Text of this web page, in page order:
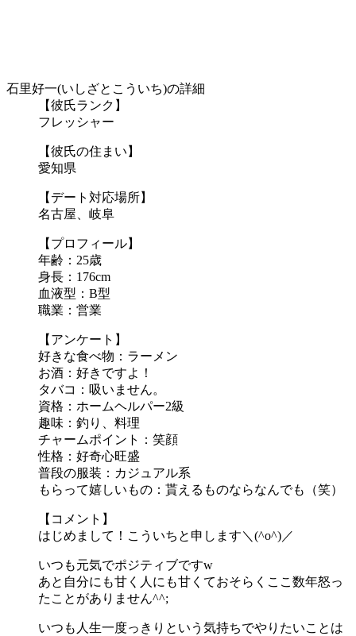
石里好一(いしざとこういち)の詳細
【彼氏ランク】
フレッシャー
【彼氏の住まい】
愛知県
【デート対応場所】
名古屋、岐阜
【プロフィール】
年齢：25歳
身長：176cm
血液型：B型
職業：営業
【アンケート】
好きな食べ物：ラーメン
お酒：好きですよ！
タバコ：吸いません。
資格：ホームヘルパー2級
趣味：釣り、料理
チャームポイント：笑顔
性格：好奇心旺盛
普段の服装：カジュアル系
もらって嬉しいもの：貰えるものならなんでも（笑）
【コメント】
はじめまして！こういちと申します＼(^o^)／
いつも元気でポジティブですw
あと自分にも甘く人にも甘くておそらくここ数年怒っ
たことがありません^^;
いつも人生一度っきりという気持ちでやりたいことは